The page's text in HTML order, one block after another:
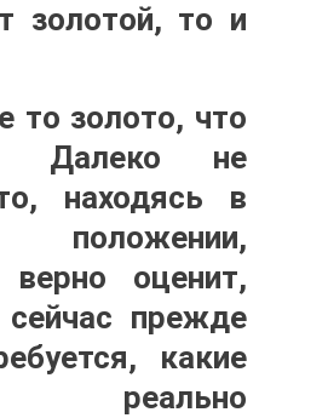
золотой, то и
то золото, что
Далеко не
находясь в
положении,
верно оценит,
прежде
какие
реально